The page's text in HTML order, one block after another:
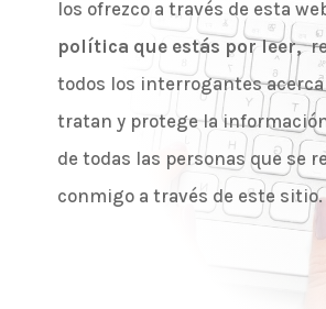
los ofrezco a través de esta
política que estás por leer,
todos los interrogantes acerca
tratan y protege la
de todas las personas que se
conmigo a través de este sitio.